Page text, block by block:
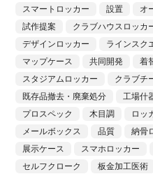
スマートロッカー
設置 オ
試作提案
クラブハウスロッカ
デザインロッカー
ラインスク
マップケース
共同開発
着
スタジアムロッカー
クラブチ
既存品撤去・廃棄処分
工場什
プロスペック
木目調
ロッ
メールボックス
品質 納骨
展示ケース
スマホロッカー
セルフクローク
板金加工医術